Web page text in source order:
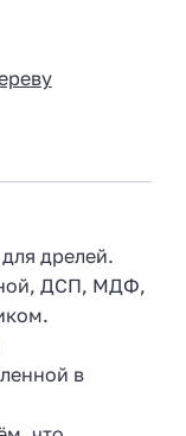
дрелей.
ДСП, МДФ,
в